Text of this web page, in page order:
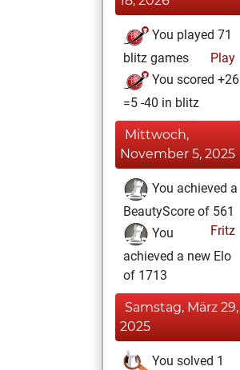
You played 71
blitz games
Play
You scored +26
=5 -40 in blitz
Mittwoch,
November 5, 2025
You achieved a
BeautyScore of 561
Fritz
You
achieved a new Elo
of 1713
Samstag, März 29,
2025
You solved 1